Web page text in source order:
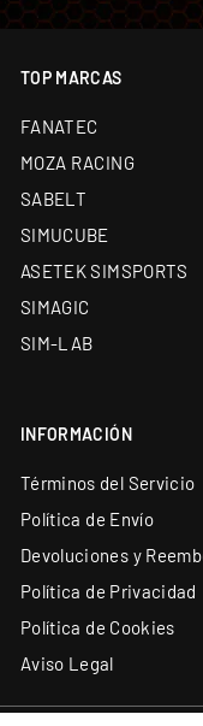
Financiación
TOP MARCAS
FANATEC
MOZA RACING
SABELT
SIMUCUBE
ASETEK SIMSPORTS
SIMAGIC
SIM-LAB
INFORMACIÓN
Términos del Servicio
Política de Envío
Devoluciones y
Política de Privacidad
Política de Cookies
Aviso Legal